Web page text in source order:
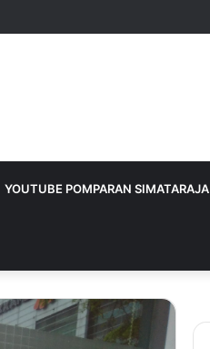
YOUTUBE POMPARAN SIMATARAJA